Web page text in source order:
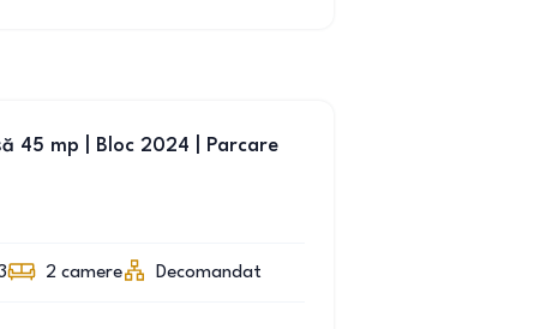
45 mp | Bloc 2024 | Parcare
2 camere Decomandat